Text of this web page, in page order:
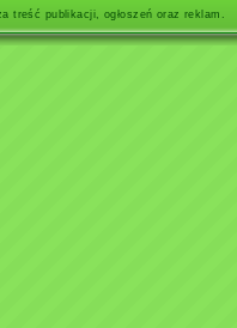
treść publikacji, ogłoszeń oraz reklam.